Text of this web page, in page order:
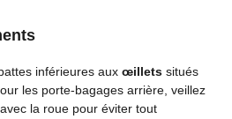
inférieures aux œillets situés
les porte-bagages arrière, veillez
la roue pour éviter tout